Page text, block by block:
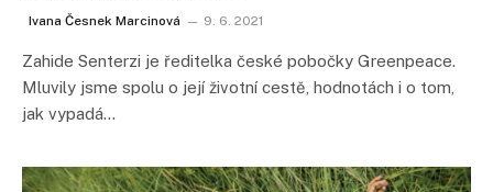
Ivana Česnek Marcinová 9. 6. 2021
Zahide Senterzi je ředitelka české pobočky Greenpeace.
Mluvily jsme spolu o její životní cestě, hodnotách i o tom,
jak vypadá…